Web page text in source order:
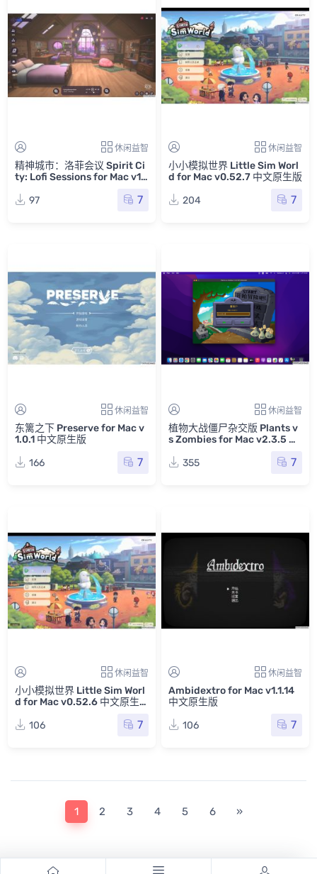
休闲益智
精神城市：洛菲会议 Spirit Ci
ty: Lofi Sessions for Mac v1.
97
7
休闲益智
小小模拟世界 Little Sim Worl
d for Mac v0.52.7 中文原生版
204
7
休闲益智
东篱之下 Preserve for Mac v
1.0.1 中文原生版
166
7
休闲益智
植物大战僵尸杂交版 Plants v
s Zombies for Mac v2.3.5 中
355
7
休闲益智
小小模拟世界 Little Sim Worl
d for Mac v0.52.6 中文原生
106
7
休闲益智
Ambidextro for Mac v1.1.14
中文原生版
106
7
1 2 3 4 5 6 »